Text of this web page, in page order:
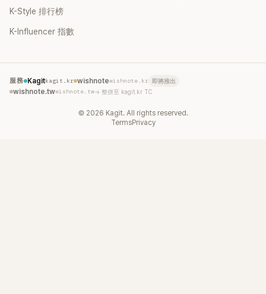
K-Style 排行榜
K-Influencer 指數
服務 Kagitkagit.kr wishnotewishnote.kr 即將推出
wishnote.twwishnote.tw→ 整併至 kagit.kr TC
© 2026 Kagit. All rights reserved.
TermsPrivacy